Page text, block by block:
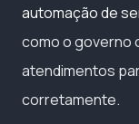
automação de
como o governo
atendimentos
corretamente.